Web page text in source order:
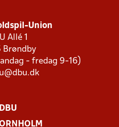
Union
Allé 1
Brøndby
- fredag 9-16)
DBU